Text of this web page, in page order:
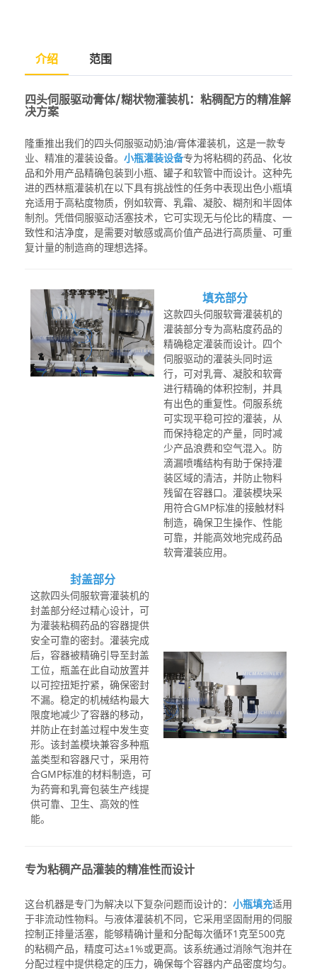
介绍 范围
四头伺服驱动膏体/糊状物灌装机：粘稠配方的精准解
决方案
隆重推出我们的四头伺服驱动奶油/膏体灌装机，这是一款专
业、精准的灌装设备。 小瓶灌装设备专为将粘稠的药品、化妆
品和外用产品精确包装到小瓶、罐子和软管中而设计。这种先
进的西林瓶灌装机在以下具有挑战性的任务中表现出色小瓶填
充适用于高粘度物质，例如软膏、乳霜、凝胶、糊剂和半固体
制剂。凭借伺服驱动活塞技术，它可实现无与伦比的精度、一
致性和洁净度，是需要对敏感或高价值产品进行高质量、可重
复计量的制造商的理想选择。
填充部分
这款四头伺服软膏灌装机的
灌装部分专为高粘度药品的
精确稳定灌装而设计。四个
伺服驱动的灌装头同时运
行，可对乳膏、凝胶和软膏
进行精确的体积控制，并具
有出色的重复性。伺服系统
可实现平稳可控的灌装，从
而保持稳定的产量，同时减
少产品浪费和空气混入。防
滴漏喷嘴结构有助于保持灌
装区域的清洁，并防止物料
残留在容器口。灌装模块采
用符合GMP标准的接触材料
制造，确保卫生操作、性能
可靠，并能高效地完成药品
软膏灌装应用。
封盖部分
这款四头伺服软膏灌装机的
封盖部分经过精心设计，可
为灌装粘稠药品的容器提供
安全可靠的密封。灌装完成
后，容器被精确引导至封盖
工位，瓶盖在此自动放置并
以可控扭矩拧紧，确保密封
不漏。稳定的机械结构最大
限度地减少了容器的移动，
并防止在封盖过程中发生变
形。该封盖模块兼容多种瓶
盖类型和容器尺寸，采用符
合GMP标准的材料制造，可
为药膏和乳膏包装生产线提
供可靠、卫生、高效的性
能。
专为粘稠产品灌装的精准性而设计
这台机器是专门为解决以下复杂问题而设计的： 小瓶填充适用
于非流动性物料。与液体灌装机不同，它采用坚固耐用的伺服
控制正排量活塞，能够精确计量和分配每次循环1克至500克
的粘稠产品，精度可达±1%或更高。该系统通过消除气泡并在
分配过程中提供稳定的压力，确保每个容器内产品密度均匀。